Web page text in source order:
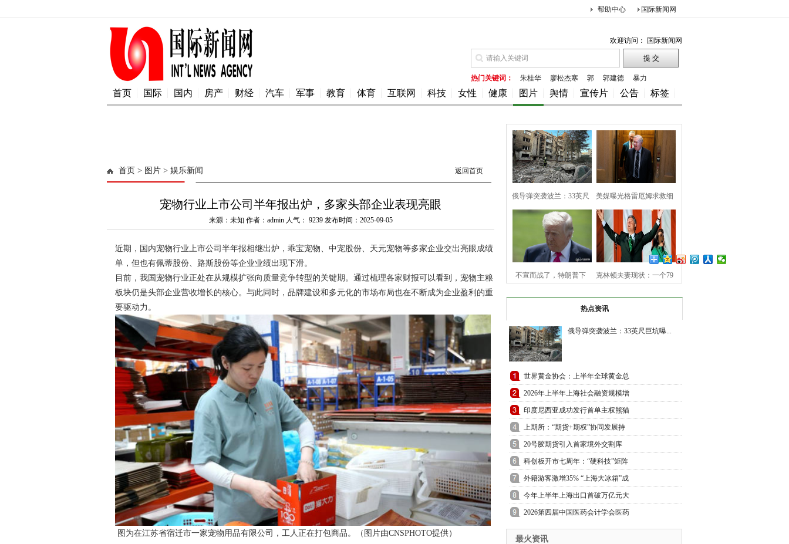
国际新闻网
帮助中心
欢迎访问： 国际新闻网
热门关键词： 朱桂华 廖松杰寒 郭 郭建德 暴力
首页 国际 国内 房产 财经 汽车 军事 教育 体育 互联网 科技 女性 健康 图片 舆情 宣传片 公告 标签
首页 > 图片 > 娱乐新闻 返回首页
宠物行业上市公司半年报出炉，多家头部企业表现亮眼
来源：未知 作者：admin 人气： 9239 发布时间：2025-09-05
近期，国内宠物行业上市公司半年报相继出炉，乖宝宠物、中宠股份、天元宠物等多家企业交出亮眼成绩
单，但也有佩蒂股份、路斯股份等企业业绩出现下滑。
目前，我国宠物行业正处在从规模扩张向质量竞争转型的关键期。通过梳理各家财报可以看到，宠物主粮
板块仍是头部企业营收增长的核心。与此同时，品牌建设和多元化的市场布局也在不断成为企业盈利的重
要驱动力。
图为在江苏省宿迁市一家宠物用品有限公司，工人正在打包商品。（图片由CNSPHOTO提供）
俄导弹突袭波兰：33英尺
巨坑
美媒曝光格雷厄姆求救细
节，
不宣而战了，特朗普下 克林顿夫妻现状：一个79
热点资讯
俄导弹突袭波兰：33英尺巨坑曝...
世界黄金协会：上半年全球黄金总
需
2026年上半年上海社会融资规模增
加
印度尼西亚成功发行首单主权熊猫
债
上期所：“期货+期权”协同发展持
续
20号胶期货引入首家境外交割库
交割
科创板开市七周年：“硬科技”矩阵
外籍游客激增35% “上海大冰箱”成
入
今年上半年上海出口首破万亿元大
关
2026第四届中国医药会计学会医药
会计
最火资讯